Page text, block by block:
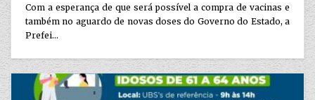
Com a esperança de que será possível a compra de vacinas e
também no aguardo de novas doses do Governo do Estado, a
Prefei...